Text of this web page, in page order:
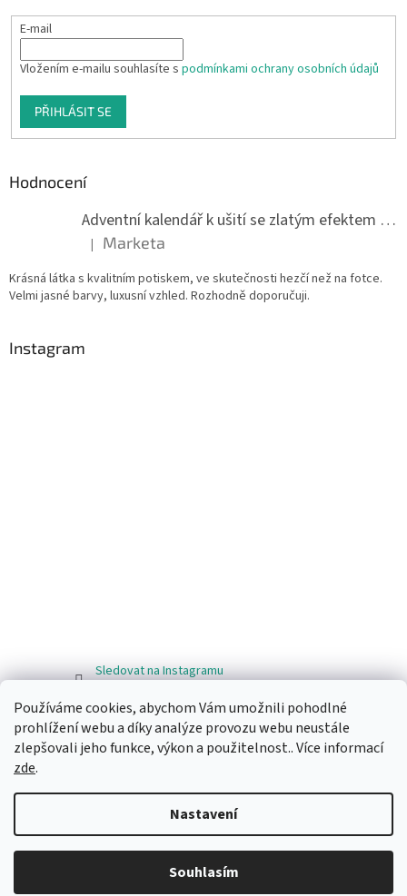
Používáme cookies, abychom Vám umožnili pohodlné
prohlížení webu a díky analýze provozu webu neustále
zlepšovali jeho funkce, výkon a použitelnost.. Více informací
zde.
Nastavení
Souhlasím
E-mail
Vložením e-mailu souhlasíte s podmínkami ochrany osobních údajů
PŘIHLÁSIT SE
Hodnocení
Adventní kalendář k ušití se zlatým efektem 042Q
Hodnocení produktu je 5 z 5 hvězdiček.
| Marketa
Krásná látka s kvalitním potiskem, ve skutečnosti hezčí než na fotce.
Velmi jasné barvy, luxusní vzhled. Rozhodně doporučuji.
Instagram
Sledovat na Instagramu
Facebook
Vytvořil Shoptet
Ragos.cz. Všechna práva vyhrazena.